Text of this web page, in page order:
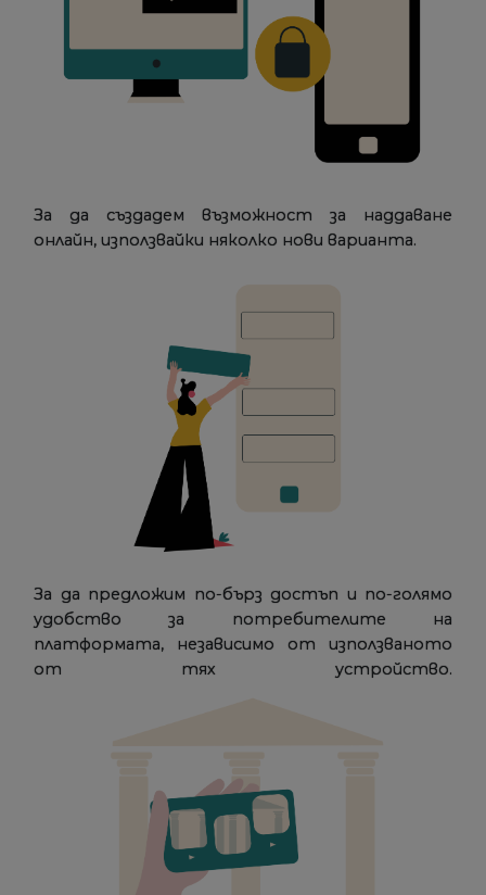
За да създадем възможност за наддаване
онлайн, използвайки няколко нови варианта.
За да предложим по-бърз достъп и по-голямо
удобство за потребителите на
платформата, независимо от използваното
от тях устройство.